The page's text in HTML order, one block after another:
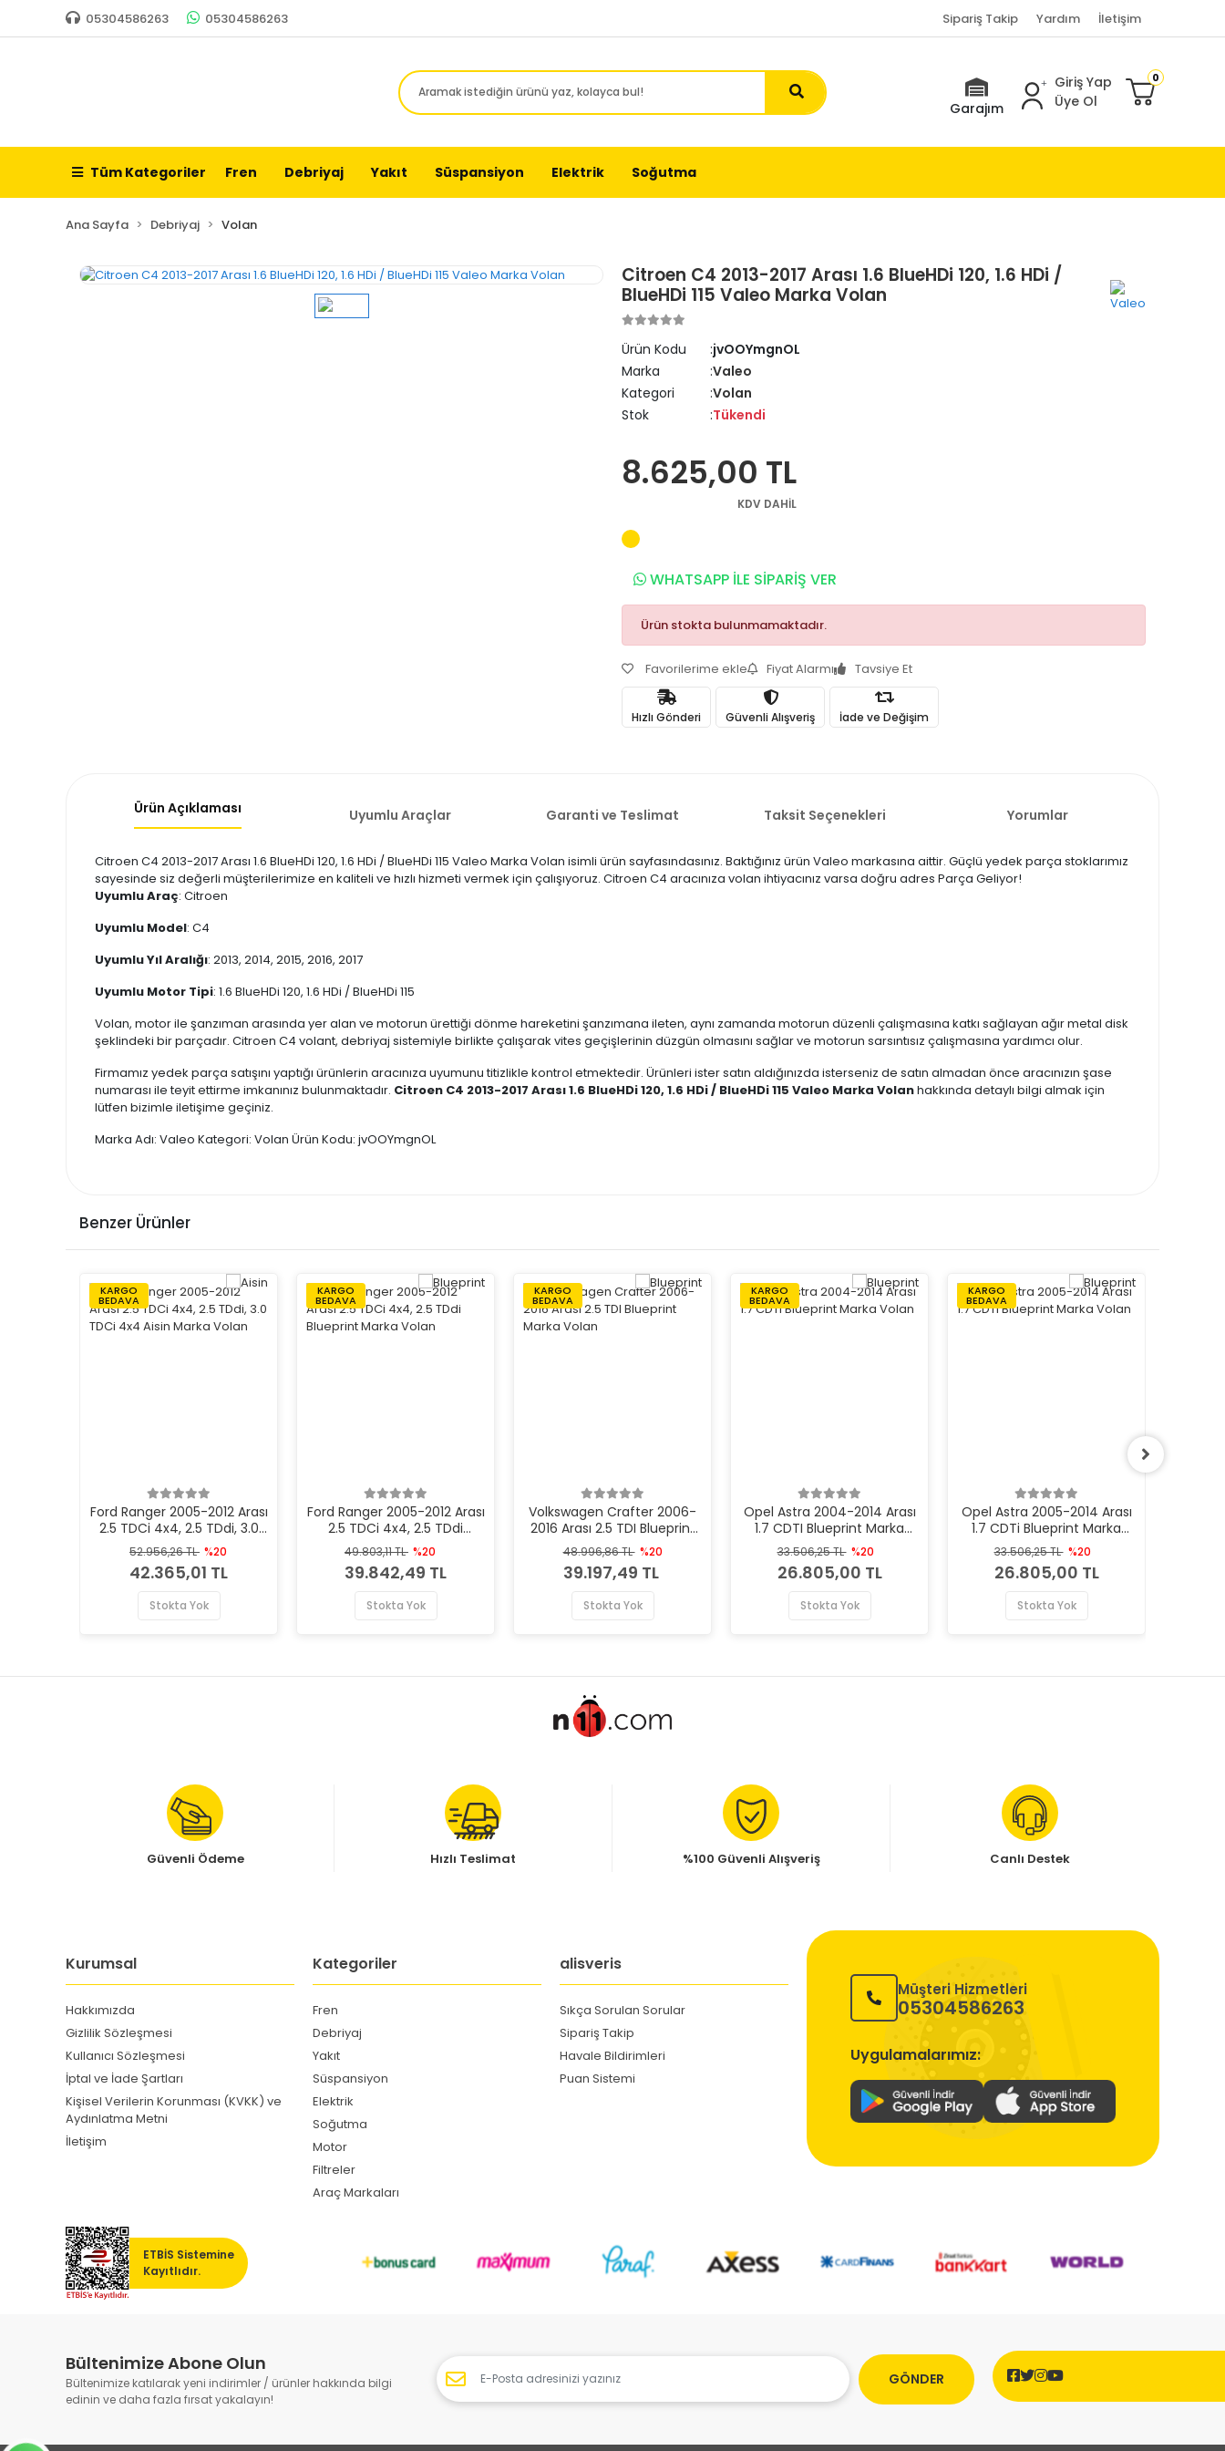
05304586263 05304586263 Sipariş Takip Yardım İletişim
Garajım
Giriş Yap
Üye Ol
0
Tüm Kategoriler Fren Debriyaj Yakıt Süspansiyon Elektrik Soğutma
Ana Sayfa Debriyaj Volan
Citroen C4 2013-2017 Arası 1.6 BlueHDi 120, 1.6 HDi /
BlueHDi 115 Valeo Marka Volan
Ürün Kodu
jvOOYmgnOL
Marka
Valeo
Kategori
Volan
Stok
Tükendi
8.625,00 TL
KDV DAHİL
WHATSAPP İLE SİPARİŞ VER
Ürün stokta bulunmamaktadır.
Favorilerime ekle Fiyat Alarmı Tavsiye Et
Hızlı Gönderi Güvenli Alışveriş İade ve Değişim
Ürün Açıklaması Uyumlu Araçlar Garanti ve Teslimat Taksit Seçenekleri Yorumlar
Citroen C4 2013-2017 Arası 1.6 BlueHDi 120, 1.6 HDi / BlueHDi 115 Valeo Marka Volan isimli ürün sayfasındasınız. Baktığınız ürün Valeo markasına aittir. Güçlü yedek parça stoklarımız
sayesinde siz değerli müşterilerimize en kaliteli ve hızlı hizmeti vermek için çalışıyoruz. Citroen C4 aracınıza volan ihtiyacınız varsa doğru adres Parça Geliyor!
Uyumlu Araç: Citroen
Uyumlu Model: C4
Uyumlu Yıl Aralığı: 2013, 2014, 2015, 2016, 2017
Uyumlu Motor Tipi: 1.6 BlueHDi 120, 1.6 HDi / BlueHDi 115
Volan, motor ile şanzıman arasında yer alan ve motorun ürettiği dönme hareketini şanzımana ileten, aynı zamanda motorun düzenli çalışmasına katkı sağlayan ağır metal disk
şeklindeki bir parçadır. Citroen C4 volant, debriyaj sistemiyle birlikte çalışarak vites geçişlerinin düzgün olmasını sağlar ve motorun sarsıntısız çalışmasına yardımcı olur.
Firmamız yedek parça satışını yaptığı ürünlerin aracınıza uyumunu titizlikle kontrol etmektedir. Ürünleri ister satın aldığınızda isterseniz de satın almadan önce aracınızın şase
numarası ile teyit ettirme imkanınız bulunmaktadır. Citroen C4 2013-2017 Arası 1.6 BlueHDi 120, 1.6 HDi / BlueHDi 115 Valeo Marka Volanhakkında detaylı bilgi almak için
lütfen bizimle iletişime geçiniz.
Marka Adı: Valeo Kategori: Volan Ürün Kodu: jvOOYmgnOL
Benzer Ürünler
KARGO
BEDAVA
Ford Ranger 2005-2012 Arası
2.5 TDCi 4x4, 2.5 TDdi, 3.0
TDCi 4x4 Aisin Marka Volan
52.956,26 TL %20
42.365,01 TL
Stokta Yok
KARGO
BEDAVA
Ford Ranger 2005-2012 Arası
2.5 TDCi 4x4, 2.5 TDdi
Blueprint Marka Volan
49.803,11 TL %20
39.842,49 TL
Stokta Yok
KARGO
BEDAVA
Volkswagen Crafter 2006-
2016 Arası 2.5 TDI Blueprint
Marka Volan
48.996,86 TL %20
39.197,49 TL
Stokta Yok
KARGO
BEDAVA
Opel Astra 2004-2014 Arası
1.7 CDTI Blueprint Marka
Volan
33.506,25 TL %20
26.805,00 TL
Stokta Yok
KARGO
BEDAVA
Opel Astra 2005-2014 Arası
1.7 CDTi Blueprint Marka
Volan
33.506,25 TL %20
26.805,00 TL
Stokta Yok
Güvenli Ödeme Hızlı Teslimat %100 Güvenli Alışveriş Canlı Destek
Kurumsal
Hakkımızda
Gizlilik Sözleşmesi
Kullanıcı Sözleşmesi
İptal ve İade Şartları
Kişisel Verilerin Korunması (KVKK) ve
Aydınlatma Metni
İletişim
Kategoriler
Fren
Debriyaj
Yakıt
Süspansiyon
Elektrik
Soğutma
Motor
Filtreler
Araç Markaları
alisveris
Sıkça Sorulan Sorular
Sipariş Takip
Havale Bildirimleri
Puan Sistemi
Müşteri Hizmetleri
05304586263
Uygulamalarımız:
ETBİS Sistemine
Kayıtlıdır.
Bültenimize Abone Olun
Bültenimize katılarak yeni indirimler / ürünler hakkında bilgi
edinin ve daha fazla fırsat yakalayın!
GÖNDER